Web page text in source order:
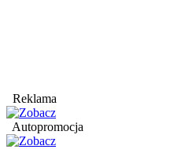
Reklama
Autopromocja